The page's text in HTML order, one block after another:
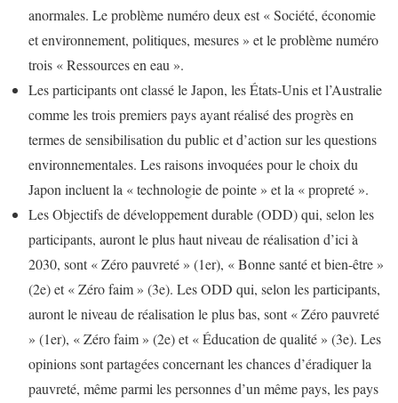
anormales. Le problème numéro deux est « Société, économie
et environnement, politiques, mesures » et le problème numéro
trois « Ressources en eau ».
Les participants ont classé le Japon, les États-Unis et l’Australie
comme les trois premiers pays ayant réalisé des progrès en
termes de sensibilisation du public et d’action sur les questions
environnementales. Les raisons invoquées pour le choix du
Japon incluent la « technologie de pointe » et la « propreté ».
Les Objectifs de développement durable (ODD) qui, selon les
participants, auront le plus haut niveau de réalisation d’ici à
2030, sont « Zéro pauvreté » (1er), « Bonne santé et bien-être »
(2e) et « Zéro faim » (3e). Les ODD qui, selon les participants,
auront le niveau de réalisation le plus bas, sont « Zéro pauvreté
» (1er), « Zéro faim » (2e) et « Éducation de qualité » (3e). Les
opinions sont partagées concernant les chances d’éradiquer la
pauvreté, même parmi les personnes d’un même pays, les pays